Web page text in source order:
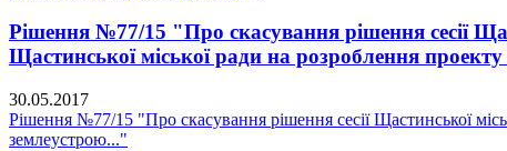
Рішення №77/15 "Про скасування рішення сесії
Щастинської міської ради на розроблення
30.05.2017
Рішення №77/15 "Про скасування рішення сесії Щастинської
землеустрою..."